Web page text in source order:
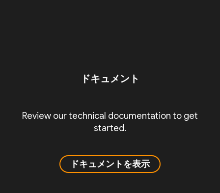
ドキュメント
Review our technical documentation to get
started.
ドキュメントを表示